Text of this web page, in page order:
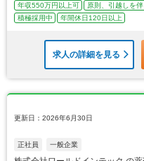
年収550万円以上可 原則、引越しを伴
積極採用中
年間休日120日以上
求人の詳細を見る
更新日：2026年6月30日
正社員 一般企業